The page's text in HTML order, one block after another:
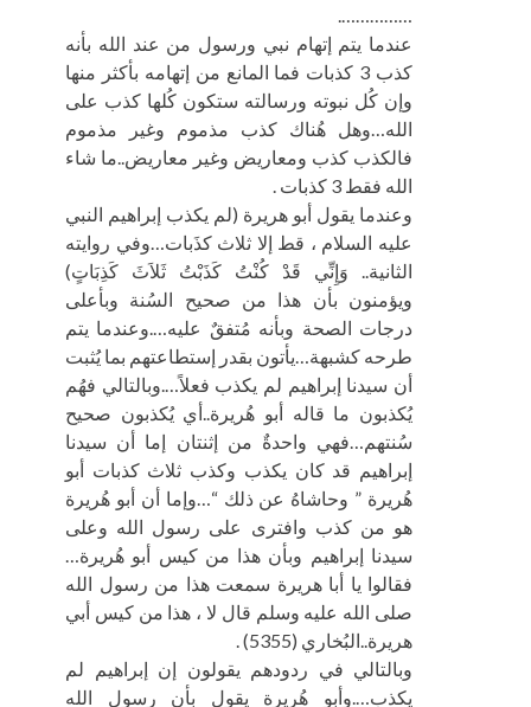
…………….
عندما يتم إتهام نبي ورسول من عند الله بأنه
كذب 3 كذبات فما المانع من إتهامه بأكثر منها
وإن كُل نبوته ورسالته ستكون كُلها كذب على
الله…وهل هُناك كذب مذموم وغير مذموم
فالكذب كذب ومعاريض وغير معاريض..ما شاء
الله فقط 3 كذبات .
وعندما يقول أبو هريرة (لم يكذب إبراهيم النبي
عليه السلام ، قط إلا ثلاث كذَبات…وفي روايته
الثانية.. وَإِنِّي قَدْ كُنْتُ كَذَبْتُ ثَلاَثَ كَذِبَاتٍ)
ويؤمنون بأن هذا من صحيح السُنة وبأعلى
درجات الصحة وبأنه مُتفقٌ عليه….وعندما يتم
طرحه كشبهة…يأتون بقدر إستطاعتهم بما يُثبت
أن سيدنا إبراهيم لم يكذب فعلاً….وبالتالي فهُم
يُكذبون ما قاله أبو هُريرة..أي يُكذبون صحيح
سُنتهم…فهي واحدةٌ من إثنتان إما أن سيدنا
إبراهيم قد كان يكذب وكذب ثلاث كذبات أبو
هُريرة ” وحاشاهُ عن ذلك “…وإما أن أبو هُريرة
هو من كذب وافترى على رسول الله وعلى
سيدنا إبراهيم وبأن هذا من كيس أبو هُريرة…
فقالوا يا أبا هريرة سمعت هذا من رسول الله
صلى الله عليه وسلم قال لا ، هذا من كيس أبي
هريرة..البُخاري (5355) .
وبالتالي في ردودهم يقولون إن إبراهيم لم
يكذب….وأبو هُريرة يقول بأن رسول الله